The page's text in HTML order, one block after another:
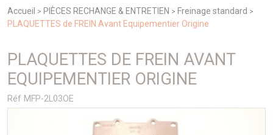
Accueil > PIÈCES RECHANGE & ENTRETIEN > Freinage standard >
PLAQUETTES de FREIN Avant Equipementier Origine
PLAQUETTES DE FREIN AVANT
EQUIPEMENTIER ORIGINE
Réf MFP-2L03OE